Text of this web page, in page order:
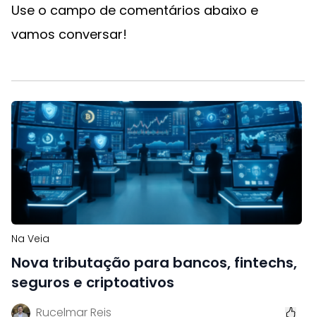
Use o campo de comentários abaixo e
vamos conversar!
Na Veia
Nova tributação para bancos, fintechs,
seguros e criptoativos
Rucelmar Reis